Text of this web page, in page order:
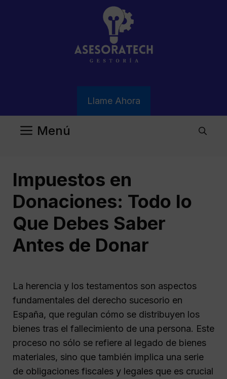
Llame Ahora
Menú
Impuestos en
Donaciones: Todo lo
Que Debes Saber
Antes de Donar
La herencia y los testamentos son aspectos
fundamentales del derecho sucesorio en
España, que regulan cómo se distribuyen los
bienes tras el fallecimiento de una persona. Este
proceso no sólo se refiere al legado de bienes
materiales, sino que también implica una serie
de obligaciones fiscales y legales que es crucial